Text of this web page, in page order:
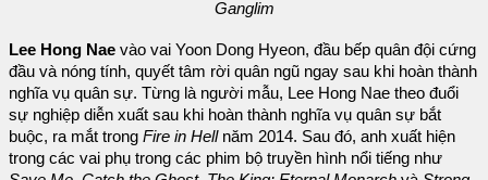
Ganglim
Lee Hong Nae vào vai Yoon Dong Hyeon, đầu bếp quân đội cứng
đầu và nóng tính, quyết tâm rời quân ngũ ngay sau khi hoàn thành
nghĩa vụ quân sự. Từng là người mẫu, Lee Hong Nae theo đuổi
sự nghiệp diễn xuất sau khi hoàn thành nghĩa vụ quân sự bắt
buộc, ra mắt trong Fire in Hellnăm 2014. Sau đó, anh xuất hiện
trong các vai phụ trong các phim bộ truyền hình nổi tiếng như